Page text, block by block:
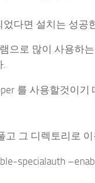
다면 설치는 성공
으로 많이 사용하
.
를 사용할것이기
고 그 디렉토리로
specialauth